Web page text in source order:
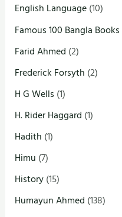
English Language(10)
Famous 100 Bangla Books
Farid Ahmed (2)
Frederick Forsyth (2)
H G Wells (1)
H. Rider Haggard (1)
Hadith (1)
Himu (7)
History(15)
Humayun Ahmed (138)